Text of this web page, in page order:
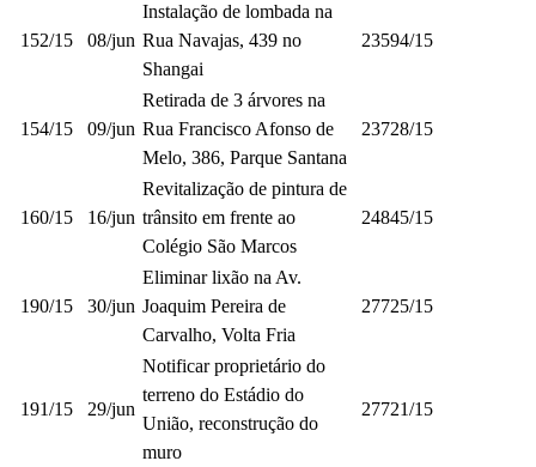
152/15 08/jun
Instalação de lombada na
Rua Navajas, 439 no
Shangai
23594/15
154/15 09/jun
Retirada de 3 árvores na
Rua Francisco Afonso de
Melo, 386, Parque Santana
23728/15
160/15 16/jun
Revitalização de pintura de
trânsito em frente ao
Colégio São Marcos
24845/15
190/15 30/jun
Eliminar lixão na Av.
Joaquim Pereira de
Carvalho, Volta Fria
27725/15
191/15 29/jun
Notificar proprietário do
terreno do Estádio do
União, reconstrução do
muro
27721/15